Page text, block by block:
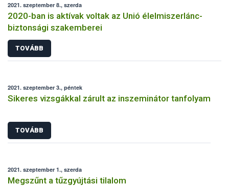
2021. szeptember 8., szerda
2020-ban is aktívak voltak az Unió élelmiszerlánc-
biztonsági szakemberei
TOVÁBB
2021. szeptember 3., péntek
Sikeres vizsgákkal zárult az inszeminátor tanfolyam
TOVÁBB
2021. szeptember 1., szerda
Megszűnt a tűzgyújtási tilalom